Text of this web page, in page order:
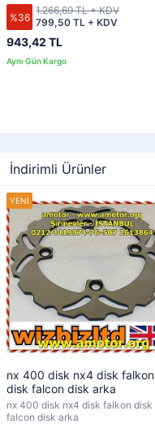
%36
943,42 TL
799,50 TL + KDV
1.266,69 TL + KDV
İndirimli Ürünler
nx 400 disk nx4 disk falkon
disk falcon disk arka
nx 400 disk nx4 disk falkon disk
falcon disk arka